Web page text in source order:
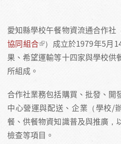
愛知縣學校午餐物資流通合作社
協同組合 ）成立於1979年5月
果、希望運輸等十四家與學校供
所組成。
合作社業務包括購買、批發、開
中心營運與配送、企業（學校/
餐、供餐物資知識普及與推廣，
檢查等項目。